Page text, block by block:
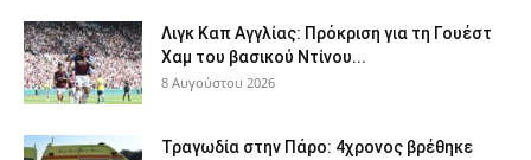
Λιγκ Καπ Αγγλίας: Πρόκριση για τη Γουέστ
Χαμ του βασικού Ντίνου...
8 Αυγούστου 2026
Τραγωδία στην Πάρο: 4χρονος βρέθηκε